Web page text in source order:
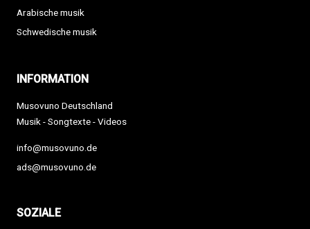
Arabische musik
Schwedische musik
INFORMATION
Musovuno Deutschland
Musik - Songtexte - Videos
info@musovuno.de
ads@musovuno.de
SOZIALE